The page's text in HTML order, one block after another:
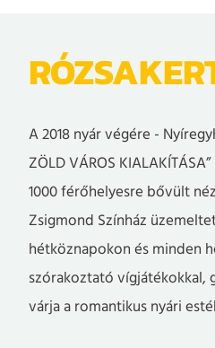
A 2018 nyár végére -
ZÖLD VÁROS
1000 férőhelyesre bővült
Zsigmond Színház
hétköznapokon és minden
szórakoztató vígjátékokkal,
várja a romantikus nyári